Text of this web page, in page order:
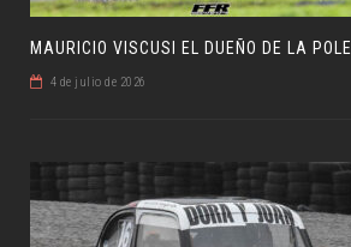
MAURICIO VISCUSI EL DUEÑO DE LA POLE
4 de julio de 2026